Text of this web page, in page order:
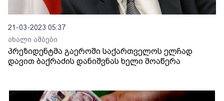
21-03-2023 05:37
ახალი ამბები
პრეზიდენტმა გაეროში საქართველოს ელჩად
დავით ბაქრაძის დანიშვნას ხელი მოაწერა